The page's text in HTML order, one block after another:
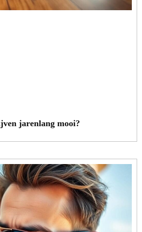
jarenlang mooi?